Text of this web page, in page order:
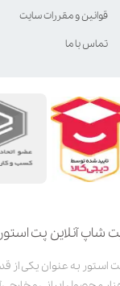
شاپ آنلاین پت استور
قوانین و مقررات سایت
تماس با ما